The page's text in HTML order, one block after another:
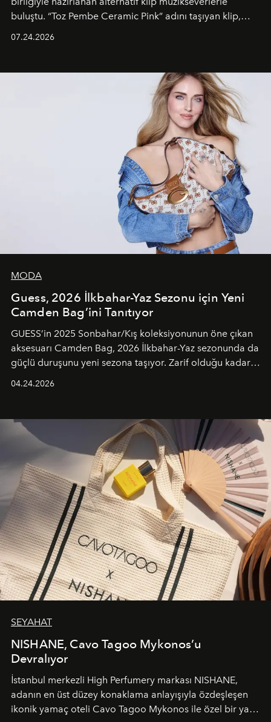
buluştu. “Toz Pembe Ceramic Pink” adını taşıyan klip,
unsurlarından biri olarak öne çıkıyor.
07.24.2026
MODA
Guess, 2026 İlkbahar-Yaz Sezonu için Yeni
Camden Bag’ini Tanıtıyor
GUESS’in 2025 Sonbahar/Kış koleksiyonunun öne çıkan
aksesuarı Camden Bag, 2026 İlkbahar-Yaz sezonunda da
güçlü duruşunu yeni sezona taşıyor. Zarif olduğu kadar
04.24.2026
SEYAHAT
NISHANE, Cavo Tagoo Mykonos’u
Devralıyor
İstanbul merkezli High Perfumery markası NISHANE,
adanın en üst düzey konaklama anlayışıyla özdeşleşen
ikonik yamaç oteli Cavo Tagoo Mykonos ile özel bir yaz